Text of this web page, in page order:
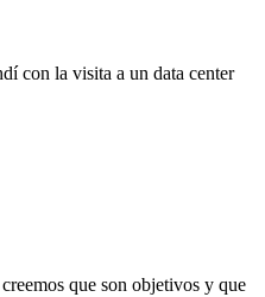
con la visita a un data center
que son objetivos y que